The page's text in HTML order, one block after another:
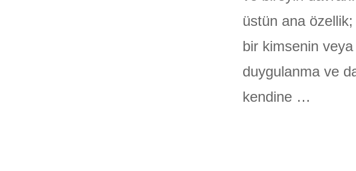
üstün ana
bir kimsenin
duygulanma ve
kendine …